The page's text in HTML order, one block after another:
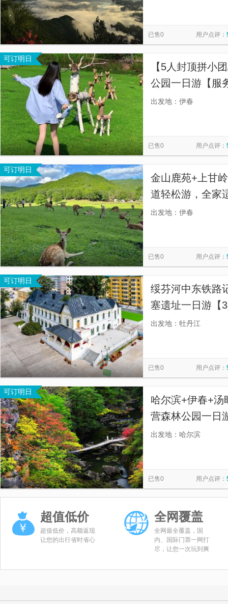
已售0 用户点评：
可订明日
【5人封顶拼小
公园一日游【服
携程金牌店铺，
出发地：伊春
已售0 用户点评：
可订明日
金山鹿苑+上甘
道轻松游，全家
出发地：伊春
已售0 用户点评：
可订明日
绥芬河中东铁路
塞遗址一日游【
游·私家小团上
出发地：牡丹江
已售0 用户点评：
可订明日
哈尔滨+伊春+汤
营森林公园一日
品2-6人小团丨
出发地：哈尔滨
已售0 用户点评：
超值低价
超值低价，高额返现
让您的出行省时省心
全网覆盖
全网最全覆盖，国
内、国际门票一网打
尽，让您一次玩到爽